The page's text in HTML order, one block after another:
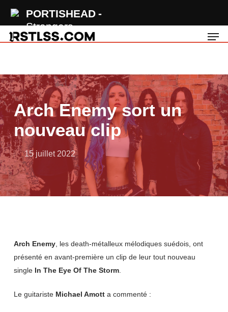
PORTISHEAD
Strangers
main
Arch Enemy sort un
nouveau clip
15 juillet 2022
Arch Enemy, les death-métalleux mélodiques suédois, ont
présenté en avant-première un clip de leur tout nouveau
singleIn The Eye Of The Storm.
Le guitariste Michael Amotta commenté :